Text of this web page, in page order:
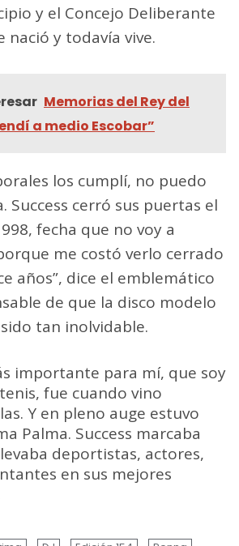
y el Concejo Deliberante
nació y todavía vive.
Memorias del Rey del
a medio Escobar”
los cumplí, no puedo
Success cerró sus puertas el
fecha que no voy a
me costó verlo cerrado
años”, dice el emblemático
de que la disco modelo
sido tan inolvidable.
importante para mí, que soy
fue cuando vino
Y en pleno auge estuvo
Palma. Success marcaba
deportistas, actores,
en sus mejores